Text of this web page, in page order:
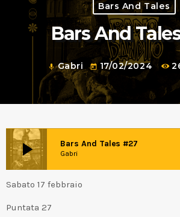
Bars And Tales
Bars And
mic Gabri today 17/02/2024
play_arrow Bars And Tales #27
Gabri
Sabato 17 febbraio
Puntata 27